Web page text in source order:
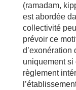
(ramadam,
est abordée
collectivité
prévoir ce
d’exonération
uniquement si
règlement